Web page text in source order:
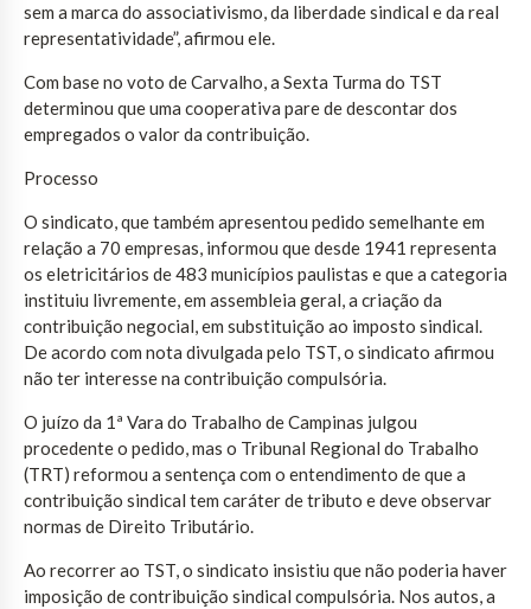
sem a marca do associativismo, da liberdade sindical e da real
representatividade”, afirmou ele.
Com base no voto de Carvalho, a Sexta Turma do TST
determinou que uma cooperativa pare de descontar dos
empregados o valor da contribuição.
Processo
O sindicato, que também apresentou pedido semelhante em
relação a 70 empresas, informou que desde 1941 representa
os eletricitários de 483 municípios paulistas e que a categoria
instituiu livremente, em assembleia geral, a criação da
contribuição negocial, em substituição ao imposto sindical.
De acordo com nota divulgada pelo TST, o sindicato afirmou
não ter interesse na contribuição compulsória.
O juízo da 1ª Vara do Trabalho de Campinas julgou
procedente o pedido, mas o Tribunal Regional do Trabalho
(TRT) reformou a sentença com o entendimento de que a
contribuição sindical tem caráter de tributo e deve observar
normas de Direito Tributário.
Ao recorrer ao TST, o sindicato insistiu que não poderia haver
imposição de contribuição sindical compulsória. Nos autos, a